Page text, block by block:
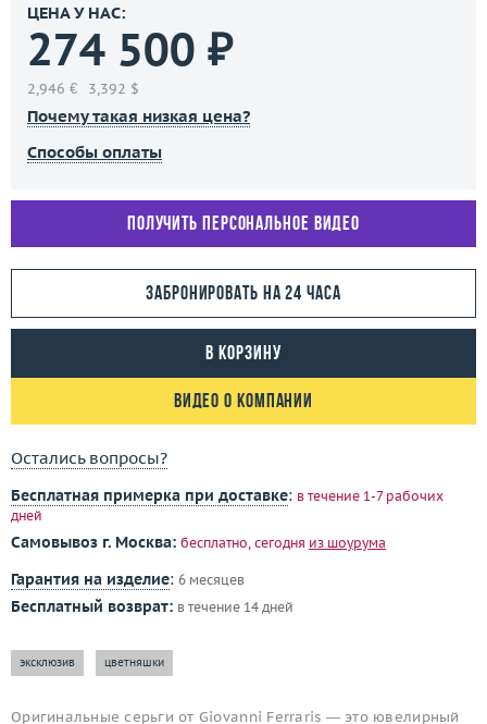
ЦЕНА У НАС:
274 500 ₽
2,946 € 3,392 $
Почему такая низкая цена?
Способы оплаты
Получить персональное видео
Забронировать на 24 часа
В корзину
Видео о компании
Остались вопросы?
Бесплатная примерка при доставке: в течение 1-7 рабочих
дней
Самовывоз г. Москва: бесплатно, сегодня из шоурума
Гарантия на изделие: 6 месяцев
Бесплатный возврат: в течение 14 дней
эксклюзив цветняшки
Оригинальные серьги от Giovanni Ferraris — это ювелирный